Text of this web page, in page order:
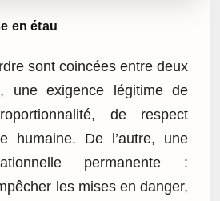
en étau
sont coincées entre deux
une exigence légitime de
de respect
humaine. De l’autre, une
permanente :
les mises en danger,